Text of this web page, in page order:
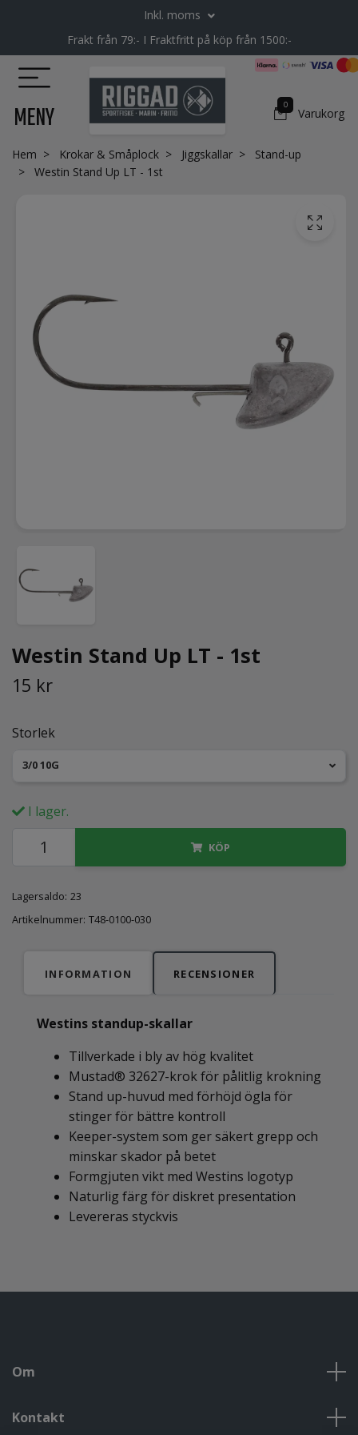
Inkl. moms
Frakt från 79:- I Fraktfritt på köp från 1500:-
MENY 0
Varukorg
Hem Krokar & Småplock Jiggskallar
Stand-up
Westin Stand Up LT - 1st
Westin Stand Up LT - 1st
15 kr
Storlek
3/0 10G
I lager.
KÖP
Lagersaldo: 23
Artikelnummer: T48-0100-030
INFORMATION RECENSIONER
Westins standup-skallar
Tillverkade i bly av hög kvalitet
Mustad® 32627-krok för pålitlig krokning
Stand up-huvud med förhöjd ögla för
stinger för bättre kontroll
Keeper-system som ger säkert grepp och
minskar skador på betet
Formgjuten vikt med Westins logotyp
Naturlig färg för diskret presentation
Levereras styckvis
Om
Kontakt